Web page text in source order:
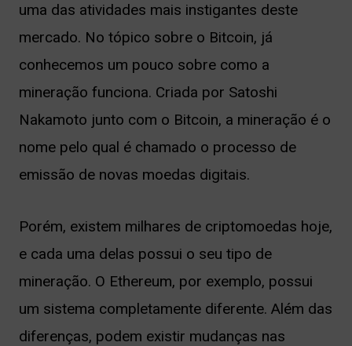
uma das atividades mais instigantes deste
mercado. No tópico sobre o Bitcoin, já
conhecemos um pouco sobre como a
mineração funciona. Criada por Satoshi
Nakamoto junto com o Bitcoin, a mineração é o
nome pelo qual é chamado o processo de
emissão de novas moedas digitais.
Porém, existem milhares de criptomoedas hoje,
e cada uma delas possui o seu tipo de
mineração. O Ethereum, por exemplo, possui
um sistema completamente diferente. Além das
diferenças, podem existir mudanças nas